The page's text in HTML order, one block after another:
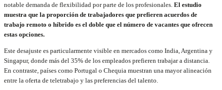
notable demanda de flexibilidad por parte de los profesionales. El estudio
muestra que la proporción de trabajadores que prefieren acuerdos de
trabajo remoto o híbrido es el doble que el número de vacantes que ofrecen
estas opciones.
Este desajuste es particularmente visible en mercados como India, Argentina y
Singapur, donde más del 35% de los empleados prefieren trabajar a distancia.
En contraste, países como Portugal o Chequia muestran una mayor alineación
entre la oferta de teletrabajo y las preferencias del talento.